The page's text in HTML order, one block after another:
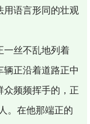
用语言形同的壮观
一丝不乱地列着
辆正沿着道路正中
众频频挥手的，正
。在他那端正的